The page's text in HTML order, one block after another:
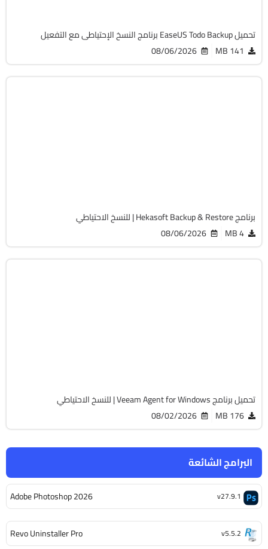
البرامج الشائعة
Adobe Photoshop 2026 v27.9.1
Revo Uninstaller Pro v5.5.2
تحميل EaseUS Todo Backup برنامج النسخ الإحتياطى مع التفعيل
141 MB
08/06/2026
برنامج Hekasoft Backup & Restore | للنسخ الاحتياطي
4 MB
08/06/2026
تحميل برنامج Veeam Agent for Windows | للنسخ الاحتياطي
176 MB
08/02/2026